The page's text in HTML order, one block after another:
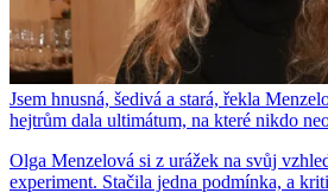
Jsem hnusná, šedivá a stará, řekla
hejtrům dala ultimátum, na které nikdo
Olga Menzelová si z urážek na svůj
experiment. Stačila jedna podmínka, a